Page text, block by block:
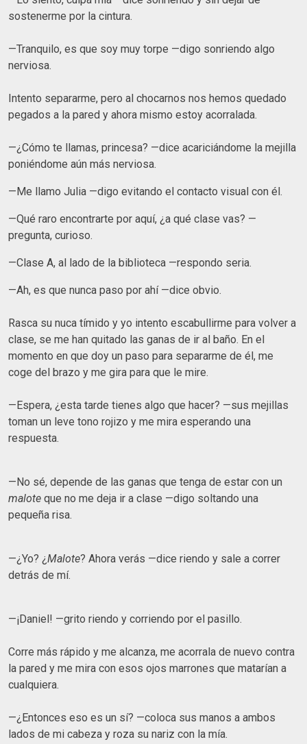
sostenerme por la cintura.
—Tranquilo, es que soy muy torpe —digo sonriendo algo
nerviosa.
Intento separarme, pero al chocarnos nos hemos quedado
pegados a la pared y ahora mismo estoy acorralada.
—¿Cómo te llamas, princesa? —dice acariciándome la mejilla
poniéndome aún más nerviosa.
—Me llamo Julia —digo evitando el contacto visual con él.
—Qué raro encontrarte por aquí, ¿a qué clase vas? —
pregunta, curioso.
—Clase A, al lado de la biblioteca —respondo seria.
—Ah, es que nunca paso por ahí —dice obvio.
Rasca su nuca tímido y yo intento escabullirme para volver a
clase, se me han quitado las ganas de ir al baño. En el
momento en que doy un paso para separarme de él, me
coge del brazo y me gira para que le mire.
—Espera, ¿esta tarde tienes algo que hacer? —sus mejillas
toman un leve tono rojizo y me mira esperando una
respuesta.
—No sé, depende de las ganas que tenga de estar con un
malote que no me deja ir a clase —digo soltando una
pequeña risa.
—¿Yo? ¿Malote? Ahora verás —dice riendo y sale a correr
detrás de mí.
—¡Daniel! —grito riendo y corriendo por el pasillo.
Corre más rápido y me alcanza, me acorrala de nuevo contra
la pared y me mira con esos ojos marrones que matarían a
cualquiera.
—¿Entonces eso es un sí? —coloca sus manos a ambos
lados de mi cabeza y roza su nariz con la mía.